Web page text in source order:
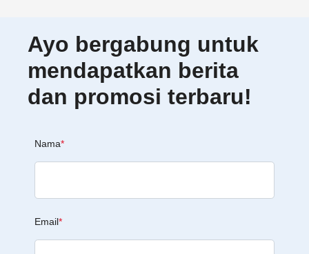
Ayo bergabung untuk
mendapatkan berita
dan promosi terbaru!
Nama*
Email*